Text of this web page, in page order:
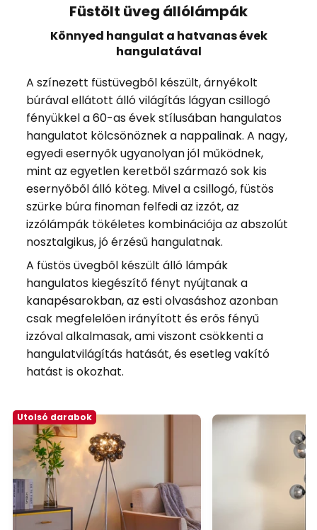
Füstölt üveg állólámpák
Könnyed hangulat a hatvanas évek
hangulatával
A színezett füstüvegből készült, árnyékolt
búrával ellátott álló világítás lágyan csillogó
fényükkel a 60-as évek stílusában hangulatos
hangulatot kölcsönöznek a nappalinak. A nagy,
egyedi esernyők ugyanolyan jól működnek,
mint az egyetlen keretből származó sok kis
esernyőből álló köteg. Mivel a csillogó, füstös
szürke búra finoman felfedi az izzót, az
izzólámpák tökéletes kombinációja az abszolút
nosztalgikus, jó érzésű hangulatnak.
A füstös üvegből készült álló lámpák
hangulatos kiegészítő fényt nyújtanak a
kanapésarokban, az esti olvasáshoz azonban
csak megfelelően irányított és erős fényű
izzóval alkalmasak, ami viszont csökkenti a
hangulatvilágítás hatását, és esetleg vakító
hatást is okozhat.
Utolsó darabok